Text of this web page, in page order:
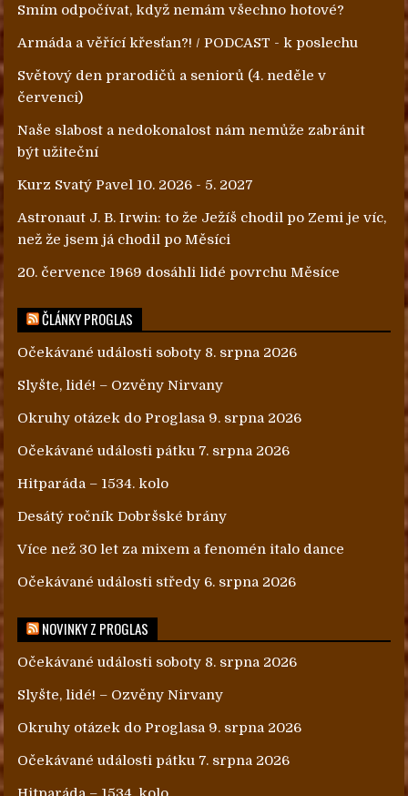
Smím odpočívat, když nemám všechno hotové?
Armáda a věřící křesťan?! / PODCAST - k poslechu
Světový den prarodičů a seniorů (4. neděle v
červenci)
Naše slabost a nedokonalost nám nemůže zabránit
být užiteční
Kurz Svatý Pavel 10. 2026 - 5. 2027
Astronaut J. B. Irwin: to že Ježíš chodil po Zemi je víc,
než že jsem já chodil po Měsíci
20. července 1969 dosáhli lidé povrchu Měsíce
ČLÁNKY PROGLAS
Očekávané události soboty 8. srpna 2026
Slyšte, lidé! – Ozvěny Nirvany
Okruhy otázek do Proglasa 9. srpna 2026
Očekávané události pátku 7. srpna 2026
Hitparáda – 1534. kolo
Desátý ročník Dobršské brány
Více než 30 let za mixem a fenomén italo dance
Očekávané události středy 6. srpna 2026
NOVINKY Z PROGLAS
Očekávané události soboty 8. srpna 2026
Slyšte, lidé! – Ozvěny Nirvany
Okruhy otázek do Proglasa 9. srpna 2026
Očekávané události pátku 7. srpna 2026